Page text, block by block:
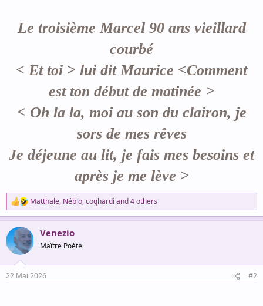
Le troisième Marcel 90 ans vieillard
courbé
< Et toi > lui dit Maurice <Comment
est ton début de matinée >
< Oh la la, moi au son du clairon, je
sors de mes rêves
Je déjeune au lit, je fais mes besoins et
après je me lève >
R
e
a
c
t
i
s
Matthale, Néblo,coqhardi and 4 others
Venezio
Maître Poète
22 Mai 2026 #2